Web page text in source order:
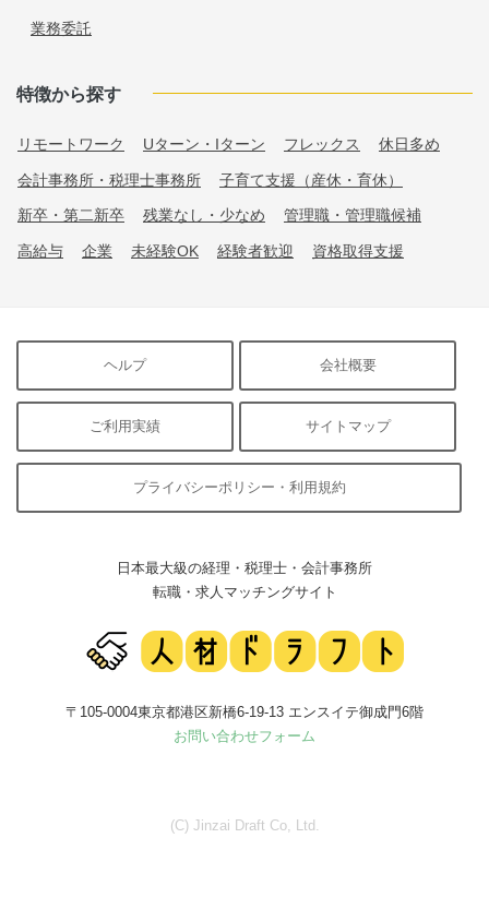
業務委託
特徴から探す
リモートワーク Uターン・Iターン フレックス 休日多め
会計事務所・税理士事務所 子育て支援（産休・育休）
新卒・第二新卒 残業なし・少なめ 管理職・管理職候補
高給与 企業 未経験OK 経験者歓迎 資格取得支援
ヘルプ 会社概要
ご利用実績 サイトマップ
プライバシーポリシー・利用規約
日本最大級の経理・税理士・会計事務所
転職・求人マッチングサイト
〒105-0004東京都港区新橋6-19-13 エンスイテ御成門6階
お問い合わせフォーム
(C) Jinzai Draft Co, Ltd.